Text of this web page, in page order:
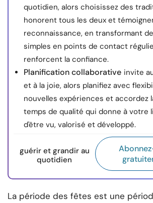
quotidien, alors choisissez des
honorent tous les deux et
reconnaissance, en transformant
simples en points de contact
renforcent la confiance.
Planification collaborative invite
et à la joie, alors planifiez avec
nouvelles expériences et accordez
temps de qualité qui donne à votre
d'être vu, valorisé et développé.
guérir et grandir au
quotidien
La période des fêtes est une